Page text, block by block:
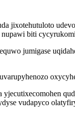
jixotehutuloto
biti
jumigase
vudapyco